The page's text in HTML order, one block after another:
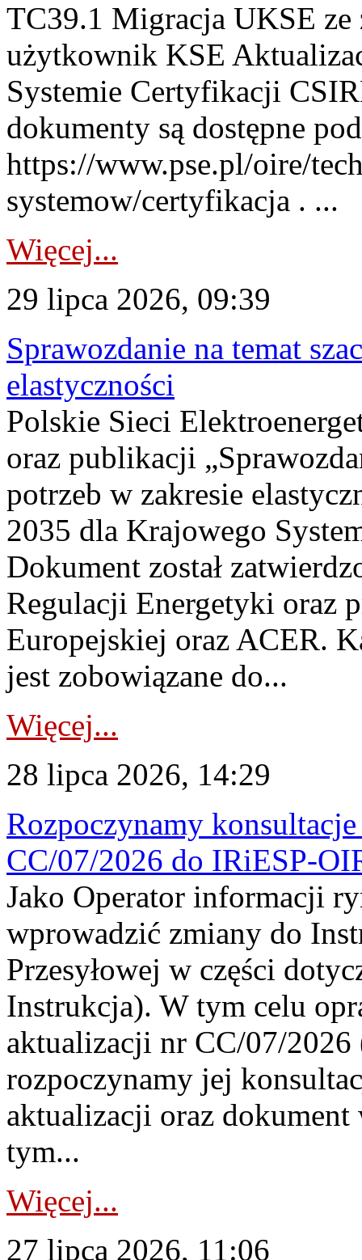
TC39.1 Migracja UKSE
użytkownik KSE
Systemie Certyfikacji
dokumenty są dostępne
https://www.pse.pl/oire/
systemow/certyfikacja . ...
Więcej...
29 lipca 2026, 09:39
Sprawozdanie na temat
elastyczności
Polskie Sieci
oraz publikacji
potrzeb w zakresie
2035 dla Krajowego
Dokument został
Regulacji Energetyki oraz
Europejskiej oraz ACER.
jest zobowiązane do...
Więcej...
28 lipca 2026, 14:29
Rozpoczynamy
CC/07/2026 do IRiESP-
Jako Operator informacji
wprowadzić zmiany do
Przesyłowej w części
Instrukcja). W tym celu
aktualizacji nr CC/07/
rozpoczynamy jej
aktualizacji oraz
tym...
Więcej...
27 lipca 2026, 11:06